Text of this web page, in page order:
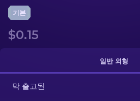
장갑
기타
기본
$0.15
일반 외형
막 출고된